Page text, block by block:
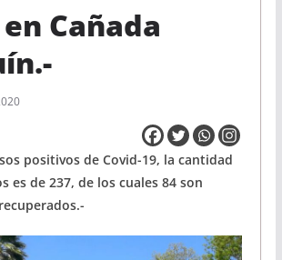
Cañada
positivos de Covid-19, la cantidad
es de 237, de los cuales 84 son